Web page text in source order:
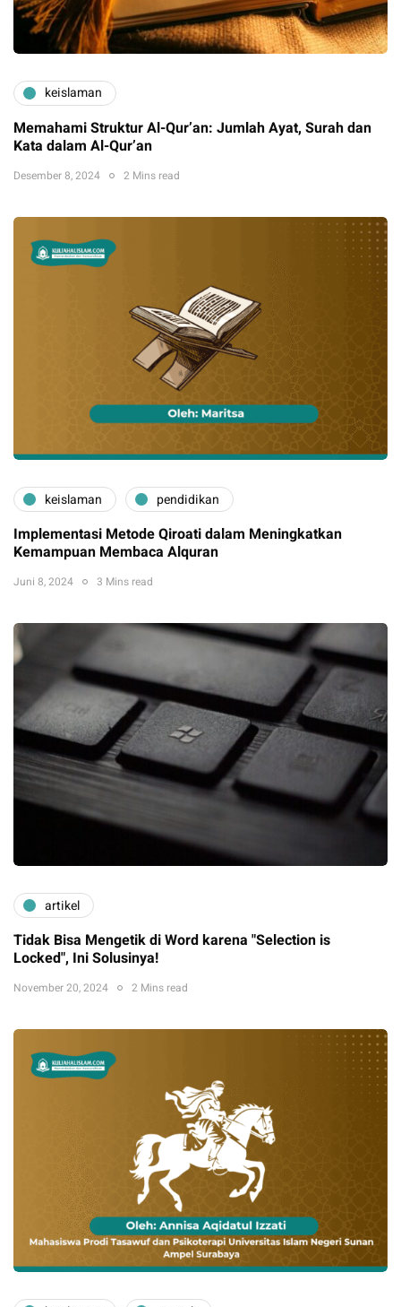
keislaman
Memahami Struktur Al-Qur’an: Jumlah Ayat, Surah dan
Kata dalam Al-Qur’an
Desember 8, 2024 2 Mins read
keislaman pendidikan
Implementasi Metode Qiroati dalam Meningkatkan
Kemampuan Membaca Alquran
Juni 8, 2024 3 Mins read
artikel
Tidak Bisa Mengetik di Word karena "Selection is
Locked", Ini Solusinya!
November 20, 2024 2 Mins read